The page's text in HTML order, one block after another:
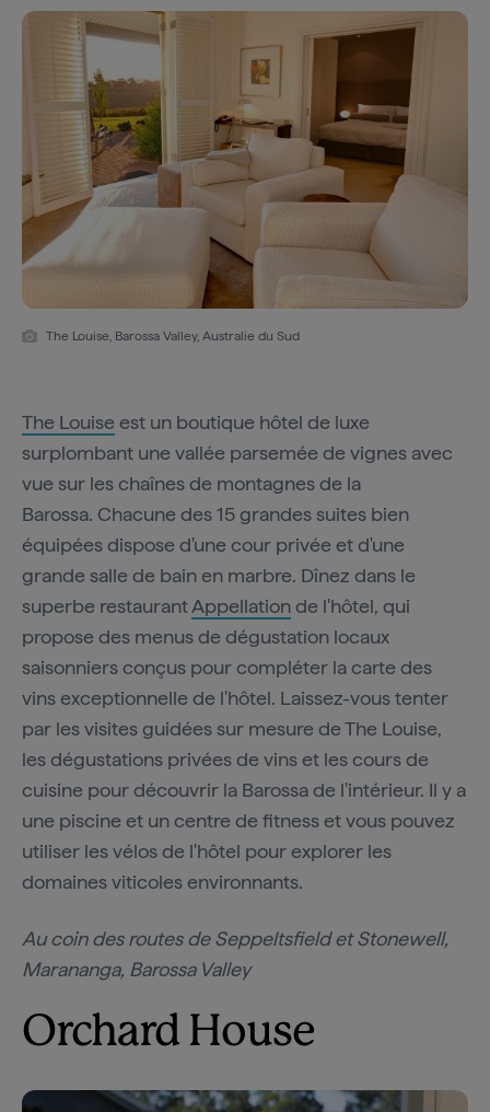
The Louise, Barossa Valley, Australie du Sud
The Louise est un boutique hôtel de luxe
surplombant une vallée parsemée de vignes avec
vue sur les chaînes de montagnes de la
Barossa. Chacune des 15 grandes suites bien
équipées dispose d'une cour privée et d'une
grande salle de bain en marbre. Dînez dans le
superbe restaurantAppellationde l'hôtel, qui
propose des menus de dégustation locaux
saisonniers conçus pour compléter la carte des
vins exceptionnelle de l'hôtel. Laissez-vous tenter
par les visites guidées sur mesure de The Louise,
les dégustations privées de vins et les cours de
cuisine pour découvrir la Barossa de l'intérieur. Il y a
une piscine et un centre de fitness et vous pouvez
utiliser les vélos de l'hôtel pour explorer les
domaines viticoles environnants.
Au coin des routes de Seppeltsfield et Stonewell,
Marananga, Barossa Valley
Orchard House